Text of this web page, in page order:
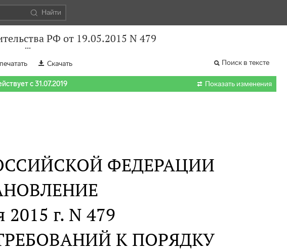
Найти
РФ от 19.05.2015 N 479
Скачать Поиск в тексте
с 31.07.2019  Показать изменения
ФЕДЕРАЦИИ
2015 г. N 479
К ПОРЯДКУ